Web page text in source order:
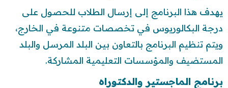
يهدف هذا البرنامج إلى إرسال الطلاب للحصول على
درجة البكالوريوس في تخصصات متنوعة في الخارج،
ويتم تنظيم البرنامج بالتعاون بين البلد المرسل والبلد
المستضيف والمؤسسات التعليمية المشاركة.
برنامج الماجستير والدكتوراه